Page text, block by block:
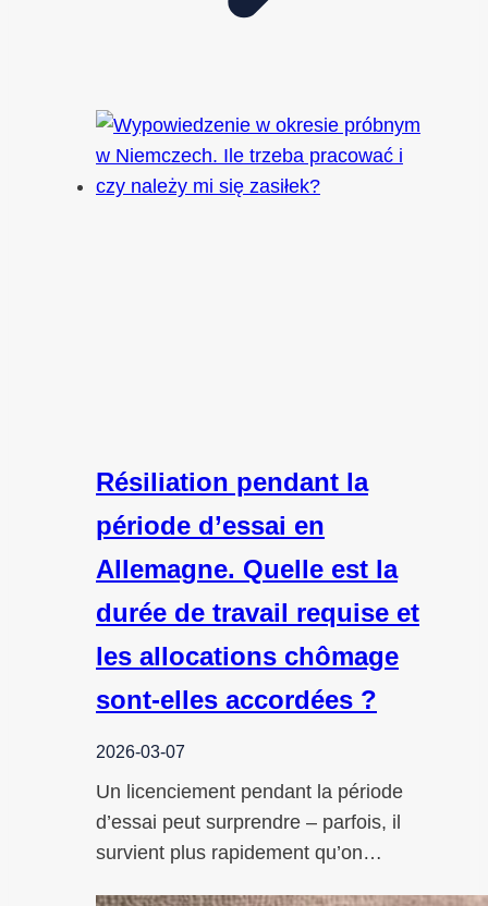
Résiliation pendant la
période d’essai en
Allemagne. Quelle est la
durée de travail requise et
les allocations chômage
sont-elles accordées ?
2026-03-07
Un licenciement pendant la période
d’essai peut surprendre – parfois, il
survient plus rapidement qu’on…